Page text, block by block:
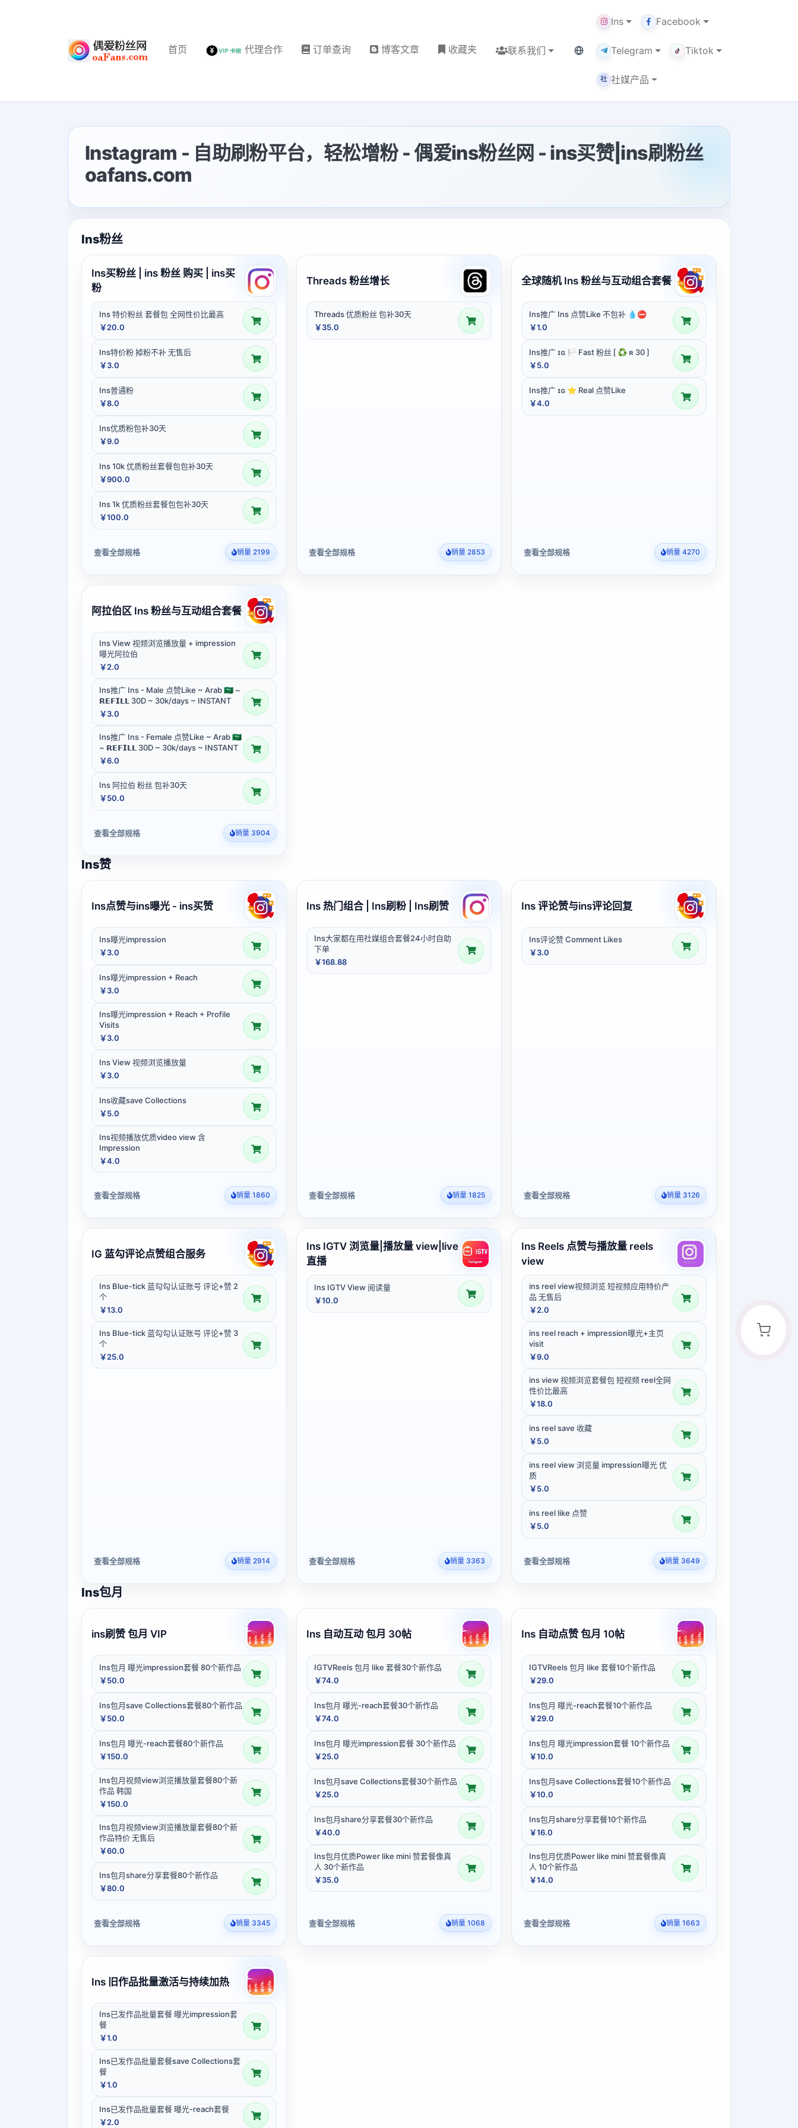
首页 代理合作 订单查询 博客文章 收藏夹 联系我们 当前语言：中文
Ins Facebook
Telegram Tiktok
社 社媒产品
Instagram - 自助刷粉平台，轻松增粉 - 偶爱ins粉丝网 - ins买赞|ins刷粉丝
oafans.com
Ins粉丝
Ins买粉丝 | ins 粉丝 购买 | ins买
粉
Ins 特价粉丝 套餐包 全网性价比最高
￥20.0
Ins特价粉 掉粉不补 无售后
￥3.0
Ins普通粉
￥8.0
Ins优质粉包补30天
￥9.0
Ins 10k 优质粉丝套餐包包补30天
￥900.0
Ins 1k 优质粉丝套餐包包补30天
￥100.0
查看全部规格 销量 2199
Threads 粉丝增长
Threads 优质粉丝 包补30天
￥35.0
查看全部规格 销量 2853
全球随机 Ins 粉丝与互动组合套餐
Ins推广 Ins 点赞Like 不包补 💧⛔
￥1.0
Ins推广 ɪɢ 🏳️ Fast 粉丝 ⟮ ♻ ʀ 30 ⟯
￥5.0
Ins推广 ɪɢ ⭐ Real 点赞Like
￥4.0
查看全部规格 销量 4270
阿拉伯区 Ins 粉丝与互动组合套餐
Ins View 视频浏览播放量 + impression
曝光阿拉伯
￥2.0
Ins推广 Ins - Male 点赞Like ~ Arab 🇸🇦 ~
𝗥𝗘𝗙𝗜𝗟𝗟 30D ~ 30k/days ~ INSTANT
￥3.0
Ins推广 Ins - Female 点赞Like ~ Arab 🇸🇦
~ 𝗥𝗘𝗙𝗜𝗟𝗟 30D ~ 30k/days ~ INSTANT
￥6.0
Ins 阿拉伯 粉丝 包补30天
￥50.0
查看全部规格 销量 3904
Ins赞
Ins点赞与ins曝光 - ins买赞
Ins曝光impression
￥3.0
Ins曝光impression + Reach
￥3.0
Ins曝光impression + Reach + Profile
Visits
￥3.0
Ins View 视频浏览播放量
￥3.0
Ins收藏save Collections
￥5.0
Ins视频播放优质video view 含
Impression
￥4.0
查看全部规格 销量 1860
Ins 热门组合 | Ins刷粉 | Ins刷赞
Ins大家都在用社媒组合套餐24小时自助
下单
￥168.88
查看全部规格 销量 1825
Ins 评论赞与ins评论回复
Ins评论赞 Comment Likes
￥3.0
查看全部规格 销量 3126
IG 蓝勾评论点赞组合服务
Ins Blue-tick 蓝勾勾认证账号 评论+赞 2
个
￥13.0
Ins Blue-tick 蓝勾勾认证账号 评论+赞 3
个
￥25.0
查看全部规格 销量 2914
Ins IGTV 浏览量|播放量 view|live
直播
Ins IGTV View 阅读量
￥10.0
查看全部规格 销量 3363
Ins Reels 点赞与播放量 reels
view
ins reel view视频浏览 短视频应用特价产
品 无售后
￥2.0
ins reel reach + impression曝光+主页
visit
￥9.0
ins view 视频浏览套餐包 短视频 reel全网
性价比最高
￥18.0
ins reel save 收藏
￥5.0
ins reel view 浏览量 impression曝光 优
质
￥5.0
ins reel like 点赞
￥5.0
查看全部规格 销量 3649
Ins包月
ins刷赞 包月 VIP
Ins包月 曝光impression套餐 80个新作品
￥50.0
Ins包月save Collections套餐80个新作品
￥50.0
Ins包月 曝光-reach套餐80个新作品
￥150.0
Ins包月视频view浏览播放量套餐80个新
作品 韩国
￥150.0
Ins包月视频view浏览播放量套餐80个新
作品特价 无售后
￥60.0
Ins包月share分享套餐80个新作品
￥80.0
查看全部规格 销量 3345
Ins 自动互动 包月 30帖
IGTVReels 包月 like 套餐30个新作品
￥74.0
Ins包月 曝光-reach套餐30个新作品
￥74.0
Ins包月 曝光impression套餐 30个新作品
￥25.0
Ins包月save Collections套餐30个新作品
￥25.0
Ins包月share分享套餐30个新作品
￥40.0
Ins包月优质Power like mini 赞套餐像真
人 30个新作品
￥35.0
查看全部规格 销量 1068
Ins 自动点赞 包月 10帖
IGTVReels 包月 like 套餐10个新作品
￥29.0
Ins包月 曝光-reach套餐10个新作品
￥29.0
Ins包月 曝光impression套餐 10个新作品
￥10.0
Ins包月save Collections套餐10个新作品
￥10.0
Ins包月share分享套餐10个新作品
￥16.0
Ins包月优质Power like mini 赞套餐像真
人 10个新作品
￥14.0
查看全部规格 销量 1663
Ins 旧作品批量激活与持续加热
Ins已发作品批量套餐 曝光impression套
餐
￥1.0
Ins已发作品批量套餐save Collections套
餐
￥1.0
Ins已发作品批量套餐 曝光-reach套餐
￥2.0